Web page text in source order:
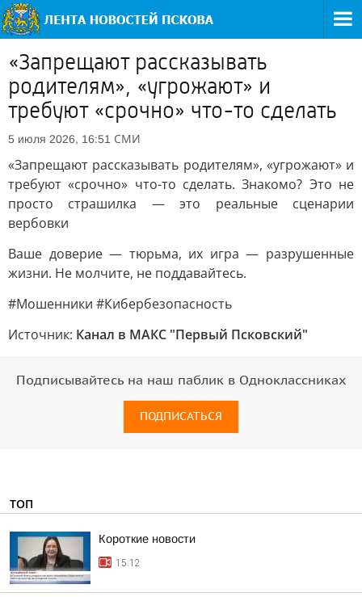
«Запрещают рассказывать
родителям», «угрожают» и
требуют «срочно» что-то сделать
5 июля 2026, 16:51 СМИ
«Запрещают рассказывать родителям», «угрожают» и
требуют «срочно» что-то сделать. Знакомо? Это не
просто страшилка — это реальные сценарии
вербовки
Ваше доверие — тюрьма, их игра — разрушенные
жизни. Не молчите, не поддавайтесь.
#Мошенники #Кибербезопасность
Источник: Канал в МАКС "Первый Псковский"
Подписывайтесь на наш паблик в Одноклассниках
ПОДПИСАТЬСЯ
ТОП
Короткие новости
15:12